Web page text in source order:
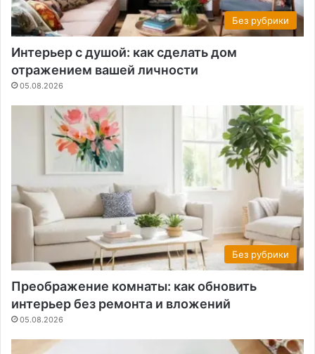
Без рубрики
Интерьер с душой: как сделать дом
отражением вашей личности
05.08.2026
Без рубрики
Преображение комнаты: как обновить
интерьер без ремонта и вложений
05.08.2026